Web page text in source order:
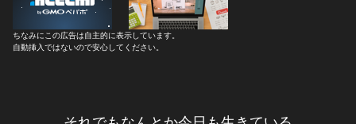
ちなみにこの広告は自主的に表示しています。
自動挿入ではないので安心してください。